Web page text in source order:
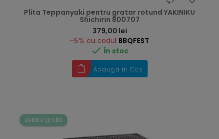
Plita Teppanyaki pentru gratar rotund YAKINIKU
Shichirin 800707
379,00 lei
-5% cu codul BBQFEST
 În stoc
Adaugă în Coș
Livrare gratis